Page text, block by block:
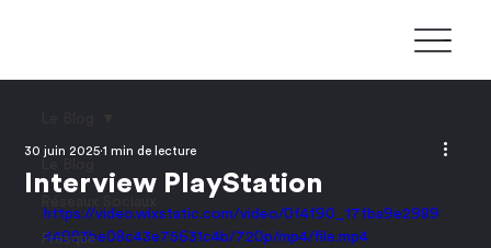
Fresque
Interview PlayStation
30 juin 2025 1 min de lecture
https://video.wixstatic.com/video/0f4f90_17fba9e2989
44983be08c43e75631c4b/720p/mp4/file.mp4